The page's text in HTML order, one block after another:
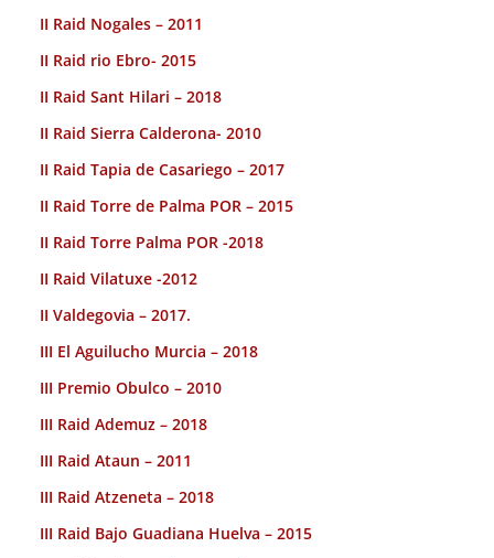
II Raid Nogales – 2011
II Raid rio Ebro- 2015
II Raid Sant Hilari – 2018
II Raid Sierra Calderona- 2010
II Raid Tapia de Casariego – 2017
II Raid Torre de Palma POR – 2015
II Raid Torre Palma POR -2018
II Raid Vilatuxe -2012
II Valdegovia – 2017.
III El Aguilucho Murcia – 2018
III Premio Obulco – 2010
III Raid Ademuz – 2018
III Raid Ataun – 2011
III Raid Atzeneta – 2018
III Raid Bajo Guadiana Huelva – 2015